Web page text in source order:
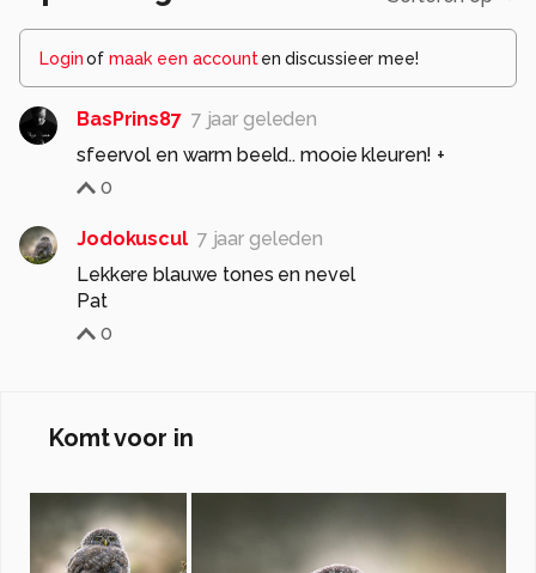
Loginof maak een account en discussieer mee!
BasPrins87 7 jaar geleden
sfeervol en warm beeld.. mooie kleuren! +
0
Jodokuscul 7 jaar geleden
Lekkere blauwe tones en nevel
Pat
0
Komt voor in